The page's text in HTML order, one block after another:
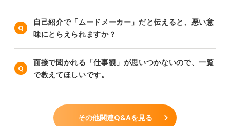
自己紹介で「ムードメーカー」だと伝えると、悪い意
味にとらえられますか？
面接で聞かれる「仕事観」が思いつかないので、一覧
で教えてほしいです。
その他関連Q&Aを見る